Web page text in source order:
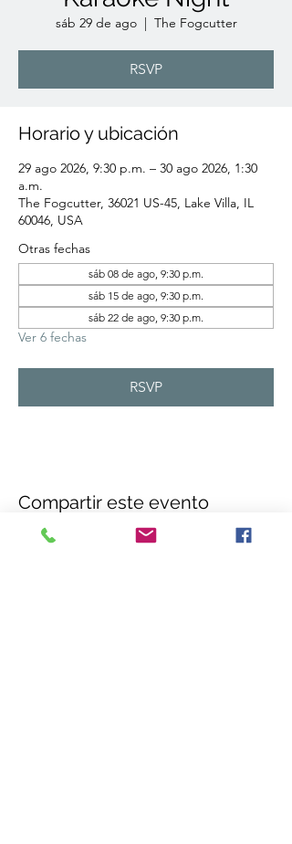
sáb 29 de ago
  |
The Fogcutter
RSVP
Horario y ubicación
29 ago 2026, 9:30 p.m. – 30 ago 2026, 1:30
a.m.
The Fogcutter, 36021 US-45, Lake Villa, IL
60046, USA
Otras fechas
sáb 08 de ago, 9:30 p.m.
sáb 15 de ago, 9:30 p.m.
sáb 22 de ago, 9:30 p.m.
Ver 6 fechas
RSVP
Compartir este evento